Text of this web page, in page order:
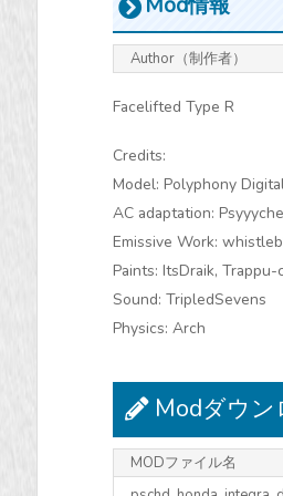
Author（制作者）
Facelifted Type R
Credits:
Model: Polyphony
AC adaptation:
Emissive Work:
Paints: ItsDraik, Trappu-
Sound: TripledSevens
Physics: Arch
Modダウン
MODファイル名